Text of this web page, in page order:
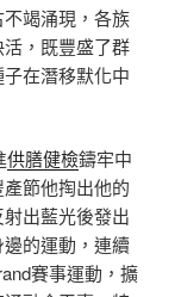
竭涌現，各族
，既豐盛了群
在潛移默化中
供膳健檢鑄牢中
節他掏出他的
出藍光後發出
的運動，連續
賽事運動，擴